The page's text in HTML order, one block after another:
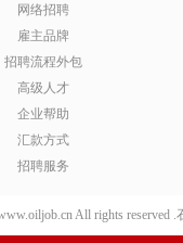
网络招聘
雇主品牌
招聘流程外包
高级人才
企业帮助
汇款方式
招聘服务
All rights reserved